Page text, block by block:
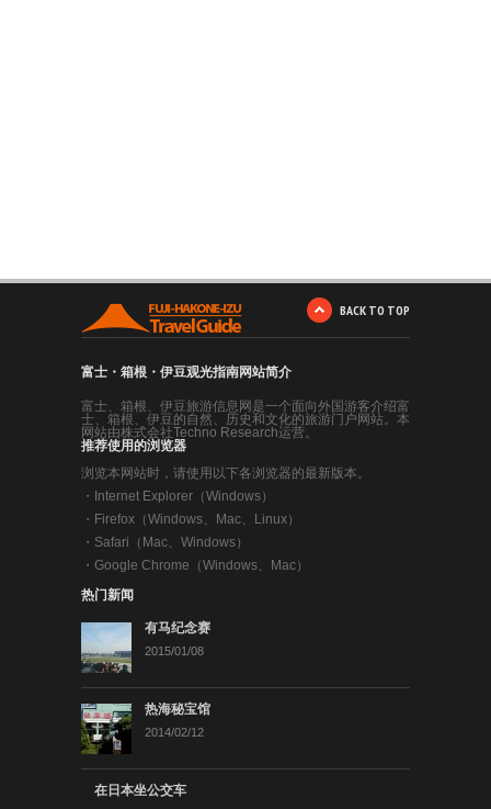
BACK TO TOP
富士・箱根・伊豆观光指南网站简介
富士、箱根、伊豆旅游信息网是一个面向外国游客介绍富
士、箱根、伊豆的自然、历史和文化的旅游门户网站。本
网站由株式会社Techno Research运营。
推荐使用的浏览器
浏览本网站时，请使用以下各浏览器的最新版本。
・
Internet Explorer（Windows）
・ Firefox（Windows、Mac、Linux）
・ Safari（Mac、Windows）
・ Google Chrome（Windows、Mac）
热门新闻
有马纪念赛
2015/01/08
热海秘宝馆
2014/02/12
在日本坐公交车